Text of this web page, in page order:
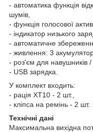
- автоматика функція
шумів,
- функція голосової
- індикатор низького
- автоматичне
- живлення: 3
- роз'єм для навушників /
- USB зарядка.
У комплект входить:
- рація XT10 - 2 шт.,
- кліпса на ремінь - 2 шт.
Технічні дані
Максимальна вихідна